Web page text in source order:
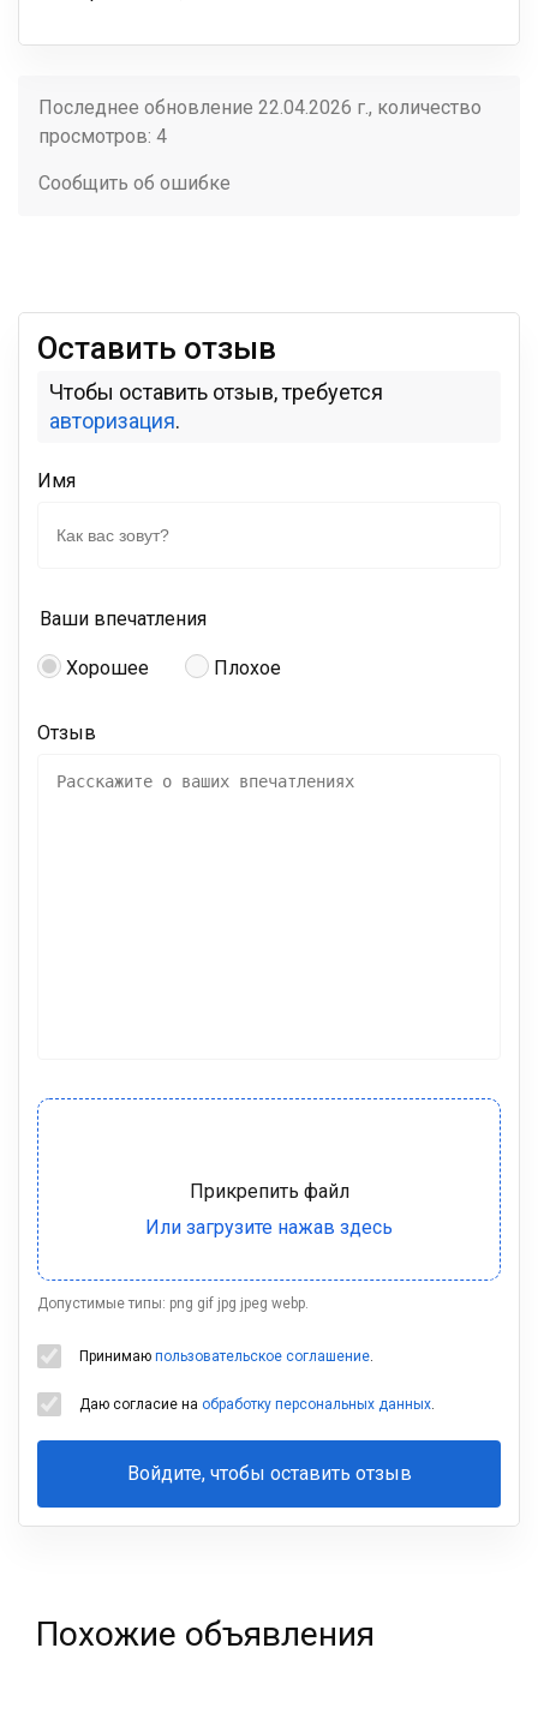
Последнее обновление 22.04.2026 г., количество
просмотров: 4
Сообщить об ошибке
Оставить отзыв
Чтобы оставить отзыв, требуется
авторизация.
Имя
Ваши впечатления
Хорошее Плохое
Отзыв
Допустимые типы: png gif jpg jpeg webp.
Принимаю пользовательское соглашение.
Даю согласие на обработку персональных данных.
Войдите, чтобы оставить отзыв
Ваша
Похожие объявления